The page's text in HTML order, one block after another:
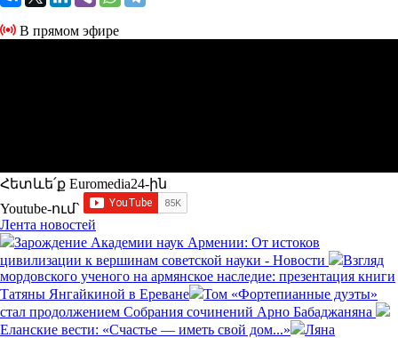
В прямом эфире
Հետևե՛ք Euromedia24-ին
Youtube-ում`
Лента новостей
Зарождение Академии наук Армении: От истоков
цивилизации к вершинам советской науки - Новости
Взгляд
мордовского ученого на армянское наследие: презентация книги
Татяны Янгайкиной в Ереване
Том «Фортепианные дуэты»
стал продолжением Собрания сочинений Арно Бабаджаняна
Еланские вести: «Счастье — иметь свой дом...»
Ляна